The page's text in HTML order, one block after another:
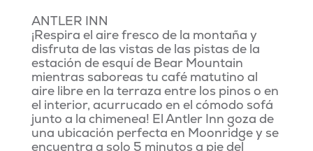
ANTLER INN
¡Respira el aire fresco de la montaña y
disfruta de las vistas de las pistas de la
estación de esquí de Bear Mountain
mientras saboreas tu café matutino al
aire libre en la terraza entre los pinos o en
el interior, acurrucado en el cómodo sofá
junto a la chimenea! El Antler Inn goza de
una ubicación perfecta en Moonridge y se
encuentra a solo 5 minutos a pie del